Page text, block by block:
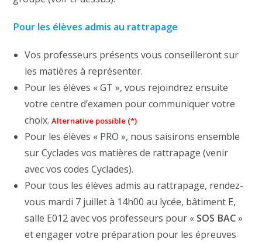
Pour les élèves admis au rattrapage
Vos professeurs présents vous conseilleront sur
les matières à représenter.
Pour les élèves « GT », vous rejoindrez ensuite
votre centre d’examen pour communiquer votre
choix.Alternative possible (*)
Pour les élèves « PRO », nous saisirons ensemble
sur Cyclades vos matières de rattrapage (venir
avec vos codes Cyclades).
Pour tous les élèves admis au rattrapage, rendez-
vous mardi 7 juillet à 14h00 au lycée, bâtiment E,
salle E012 avec vos professeurs pour « SOS BAC»
et engager votre préparation pour les épreuves